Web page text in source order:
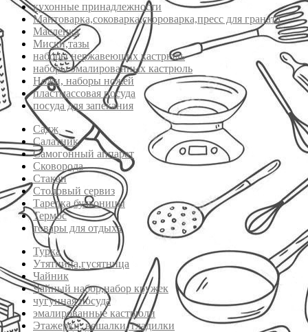
кухонные принадлежности
Мантоварка,соковарка,скороварка,пресс для граната
Масленка
Миски,тазы
наборы нержавеющих кастрюль
наборы эмалированных кастрюль
Ножи, наборы ножей
пластмассовая посуда
посуда для запекания
Садж
Салатник
Самогонный аппарат
Сковорода
Стакан
Столовый сервиз
Тарелка,бульоницы
Термос
товары для отдыха
Турка
Утятница,гусятница
Чайник
Чайный набор,набор кружек
чугунная посуда
эмалированные кастрюли
Этажерки, вешалки, гладилки